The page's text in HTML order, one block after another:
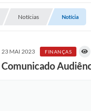
Notícias Notícia
23 MAI 2023 FINANÇAS
Comunicado